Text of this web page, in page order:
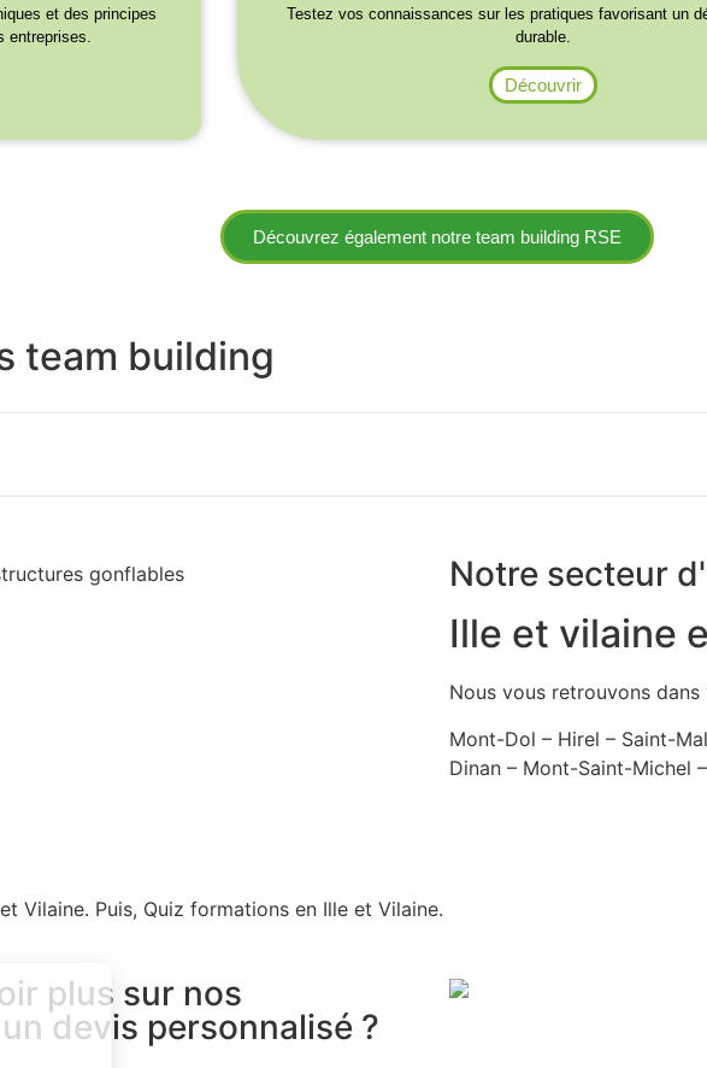
et des principes
entreprises.
Testez vos connaissances sur les pratiques favorisant un
durable.
Découvrir
Découvrez également notre team building RSE
team building
Notre secteur
Ille et vilaine
Nous vous retrouvons
Mont-Dol – Hirel – Saint-
Dinan – Mont-Saint-Michel
Vilaine. Puis, Quiz formations en Ille et Vilaine.
plus sur nos
devis personnalisé ?